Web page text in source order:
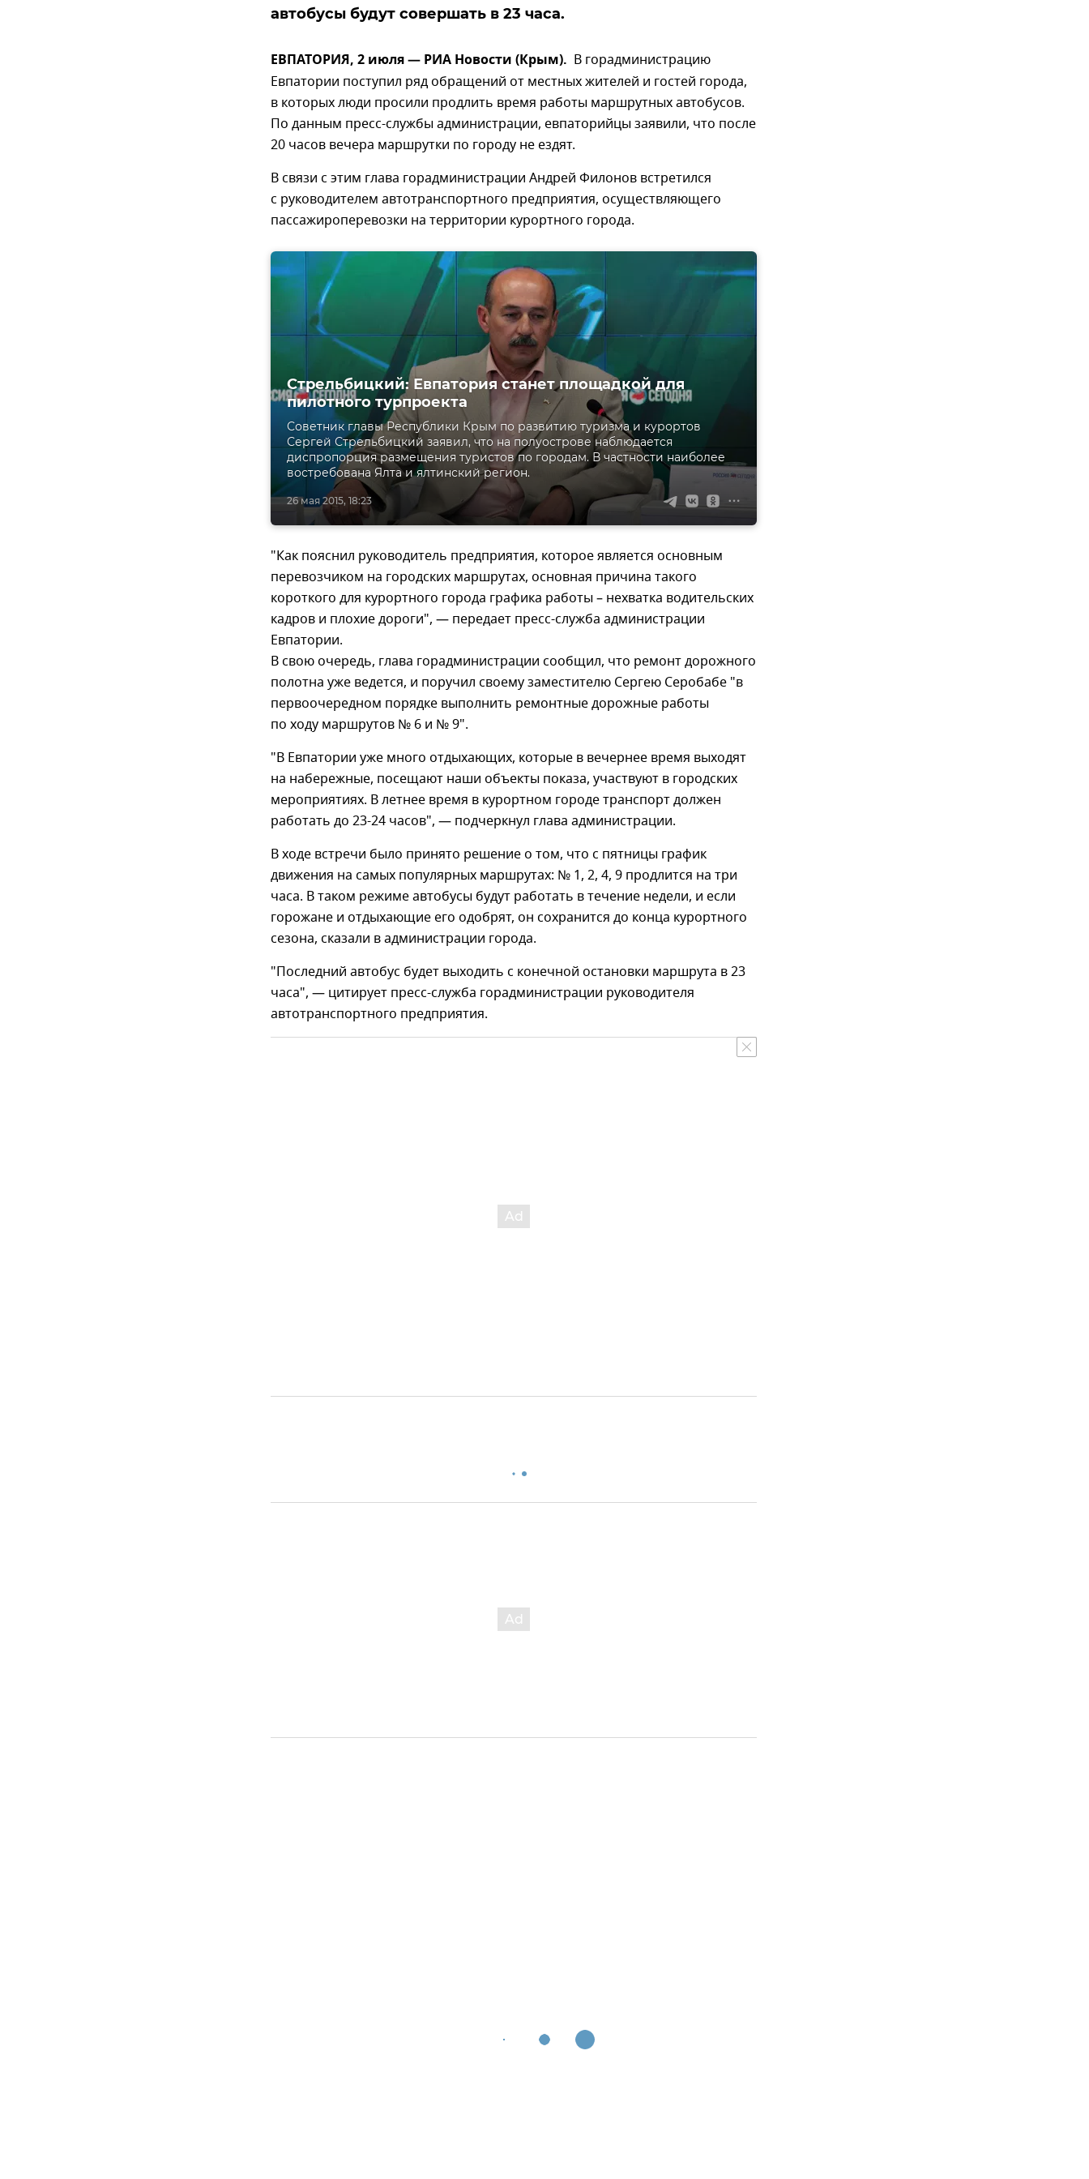
автобусы будут совершать в 23 часа.
ЕВПАТОРИЯ, 2 июля — РИА Новости (Крым). В горадминистрацию
Евпатории поступил ряд обращений от местных жителей и гостей города,
в которых люди просили продлить время работы маршрутных автобусов.
По данным пресс-службы администрации, евпаторийцы заявили, что после
20 часов вечера маршрутки по городу не ездят.
В связи с этим глава горадминистрации Андрей Филонов встретился
с руководителем автотранспортного предприятия, осуществляющего
пассажироперевозки на территории курортного города.
26 мая 2015, 18:23
Стрельбицкий: Евпатория станет площадкой для
пилотного турпроекта
Советник главы Республики Крым по развитию туризма и курортов
Сергей Стрельбицкий заявил, что на полуострове наблюдается
диспропорция размещения туристов по городам. В частности наиболее
востребована Ялта и ялтинский регион.
"Как пояснил руководитель предприятия, которое является основным
перевозчиком на городских маршрутах, основная причина такого
короткого для курортного города графика работы – нехватка водительских
кадров и плохие дороги", — передает пресс-служба администрации
Евпатории.
В свою очередь, глава горадминистрации сообщил, что ремонт дорожного
полотна уже ведется, и поручил своему заместителю Сергею Серобабе "в
первоочередном порядке выполнить ремонтные дорожные работы
по ходу маршрутов № 6 и № 9".
"В Евпатории уже много отдыхающих, которые в вечернее время выходят
на набережные, посещают наши объекты показа, участвуют в городских
мероприятиях. В летнее время в курортном городе транспорт должен
работать до 23-24 часов", — подчеркнул глава администрации.
В ходе встречи было принято решение о том, что с пятницы график
движения на самых популярных маршрутах: № 1, 2, 4, 9 продлится на три
часа. В таком режиме автобусы будут работать в течение недели, и если
горожане и отдыхающие его одобрят, он сохранится до конца курортного
сезона, сказали в администрации города.
"Последний автобус будет выходить с конечной остановки маршрута в 23
часа", — цитирует пресс-служба горадминистрации руководителя
автотранспортного предприятия.